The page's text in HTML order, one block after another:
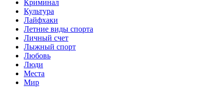
Криминал
Культура
Лайфхаки
Летние виды спорта
Личный счет
Лыжный спорт
Любовь
Люди
Места
Мир